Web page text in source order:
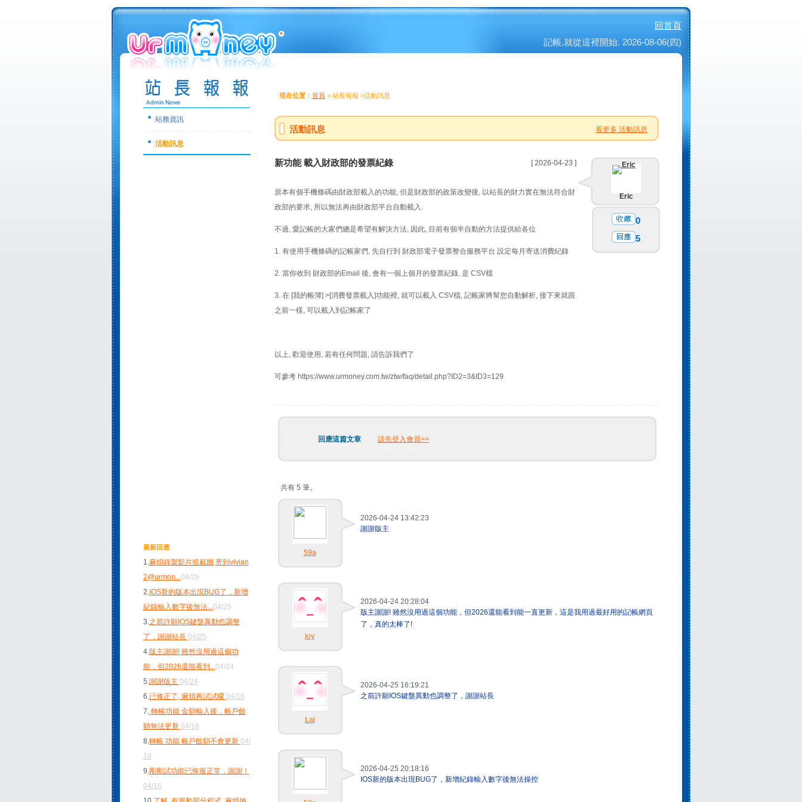
回首頁
記帳,就從這裡開始. 2026-08-06(四)
站務資訊
活動訊息
最新回應
1.麻煩錄製影片或截圖,寄到vivian
2@urmon...04/26
2.IOS新的版本出現BUG了，新增
紀錄輸入數字後無法...04/25
3.之前許願IOS鍵盤異動也調整
了，謝謝站長 04/25
4.版主謝謝! 雖然沒用過這個功
能，但2026還能看到 ...04/24
5.謝謝版主 04/24
6.已修正了, 麻煩再試試囉 04/16
7.轉帳功能 金額輸入後，帳戶餘
額無法更新 04/16
8.轉帳 功能 帳戶餘額不會更新 04/
16
9.剛剛試功能已恢復正常，謝謝！
04/16
現在位置： 首頁> 站長報報 >活動訊息
活動訊息 看更多 活動訊息
新功能 載入財政部的發票紀錄 [ 2026-04-23 ]
原本有個手機條碼由財政部載入的功能, 但是財政部的政策改變後, 以站長的財力實在無法符合財
政部的要求, 所以無法再由財政部平台自動載入.
不過, 愛記帳的大家們總是希望有解決方法, 因此, 目前有個半自動的方法提供給各位
1. 有使用手機條碼的記帳家們, 先自行到 財政部電子發票整合服務平台 設定每月寄送消費紀錄
2. 當你收到 財政部的Email 後, 會有一個上個月的發票紀錄, 是 CSV檔
3. 在 [我的帳簿] >[消費發票載入]功能裡, 就可以載入 CSV檔, 記帳家將幫您自動解析, 接下來就跟
之前一樣, 可以載入到記帳家了
以上, 歡迎使用, 若有任何問題, 請告訴我們了
可參考 https://www.urmoney.com.tw/ztw/faq/detail.php?ID2=3&ID3=129
Eric
0
5
回應這篇文章 請先登入會員>>
共有 5 筆。
59a
2026-04-24 13:42:23
謝謝版主
joy
2026-04-24 20:28:04
版主謝謝! 雖然沒用過這個功能，但2026還能看到能一直更新，這是我用過最好用的記帳網頁
了，真的太棒了!
Lai
2026-04-25 16:19:21
之前許願IOS鍵盤異動也調整了，謝謝站長
2026-04-25 20:18:16
IOS新的版本出現BUG了，新增紀錄輸入數字後無法操控